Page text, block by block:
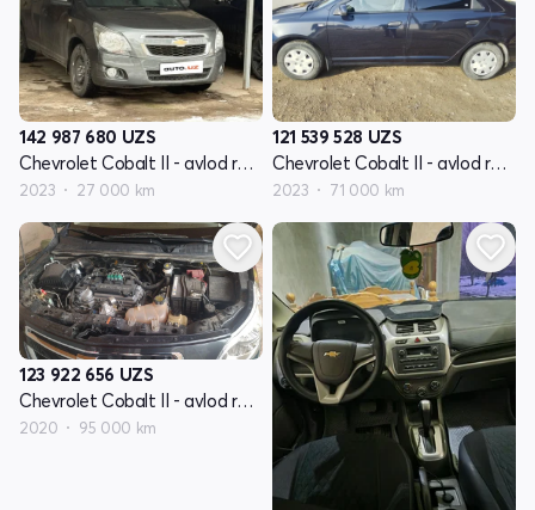
142 987 680 UZS
Chevrolet Cobalt II - avlod restyling
2023 27 000 km
121 539 528 UZS
Chevrolet Cobalt II - avlod restyling
2023 71 000 km
123 922 656 UZS
Chevrolet Cobalt II - avlod restyling
2020 95 000 km